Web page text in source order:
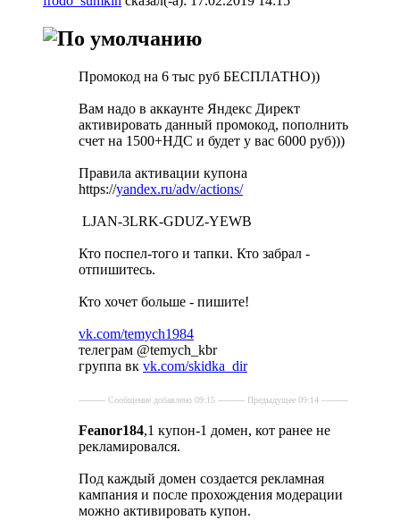
Промокод на 6 тыс руб БЕСПЛАТНО))
Вам надо в аккаунте Яндекс Директ
активировать данный промокод, пополнить
счет на 1500+НДС и будет у вас 6000 руб)))
Правила активации купона
https://yandex.ru/adv/actions/
LJAN-3LRK-GDUZ-YEWB
Кто поспел-того и тапки. Кто забрал -
отпишитесь.
Кто хочет больше - пишите!
vk.com/temych1984
телеграм @temych_kbr
группа вк vk.com/skidka_dir
---------- Сообщение добавлено 09:15 ---------- Предыдущее 09:14 ----------
Feanor184,1 купон-1 домен, кот ранее не
рекламировался.
Под каждый домен создается рекламная
кампания и после прохождения модерации
можно активировать купон.